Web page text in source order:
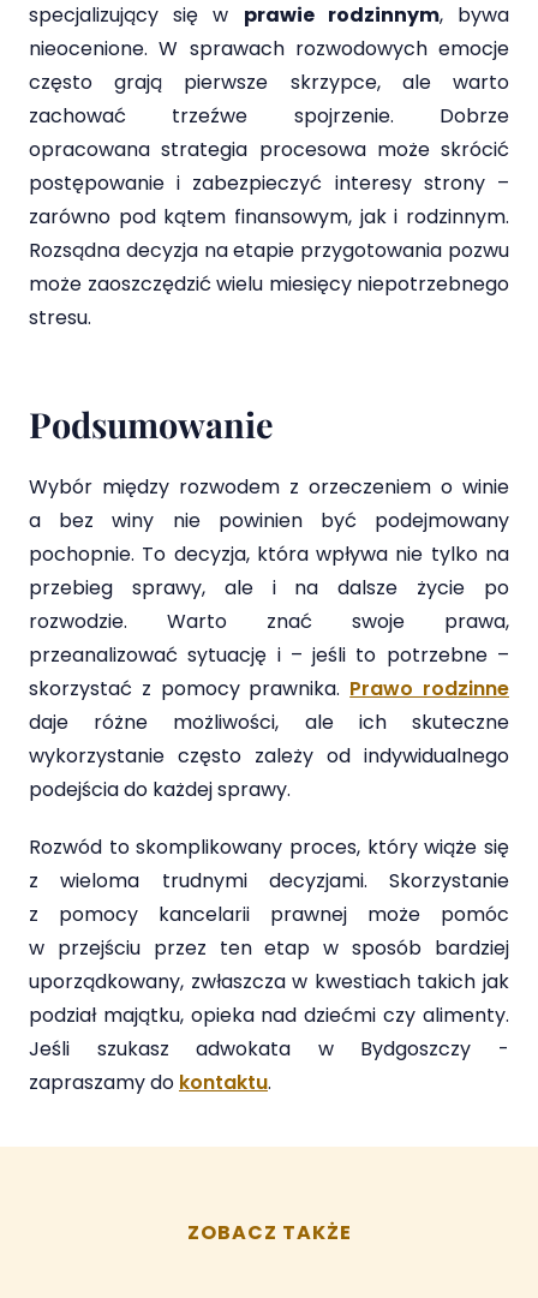
specjalizujący się w prawie rodzinnym, bywa
nieocenione. W sprawach rozwodowych emocje
często grają pierwsze skrzypce, ale warto
zachować trzeźwe spojrzenie. Dobrze
opracowana strategia procesowa może skrócić
postępowanie i zabezpieczyć interesy strony –
zarówno pod kątem finansowym, jak i rodzinnym.
Rozsądna decyzja na etapie przygotowania pozwu
może zaoszczędzić wielu miesięcy niepotrzebnego
stresu.
Podsumowanie
Wybór między rozwodem z orzeczeniem o winie
a bez winy nie powinien być podejmowany
pochopnie. To decyzja, która wpływa nie tylko na
przebieg sprawy, ale i na dalsze życie po
rozwodzie. Warto znać swoje prawa,
przeanalizować sytuację i – jeśli to potrzebne –
skorzystać z pomocy prawnika. Prawo rodzinne
daje różne możliwości, ale ich skuteczne
wykorzystanie często zależy od indywidualnego
podejścia do każdej sprawy.
Rozwód to skomplikowany proces, który wiąże się
z wieloma trudnymi decyzjami. Skorzystanie
z pomocy kancelarii prawnej może pomóc
w przejściu przez ten etap w sposób bardziej
uporządkowany, zwłaszcza w kwestiach takich jak
podział majątku, opieka nad dziećmi czy alimenty.
Jeśli szukasz adwokata w Bydgoszczy -
zapraszamy do kontaktu.
ZOBACZ TAKŻE